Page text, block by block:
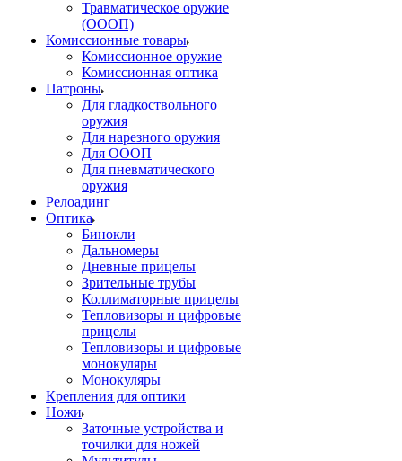
Травматическое оружие
(ОООП)
Комиссионные товары
Комиссионное оружие
Комиссионная оптика
Патроны
Для гладкоствольного
оружия
Для нарезного оружия
Для ОООП
Для пневматического
оружия
Релоадинг
Оптика
Бинокли
Дальномеры
Дневные прицелы
Зрительные трубы
Коллиматорные прицелы
Тепловизоры и цифровые
прицелы
Тепловизоры и цифровые
монокуляры
Монокуляры
Крепления для оптики
Ножи
Заточные устройства и
точилки для ножей